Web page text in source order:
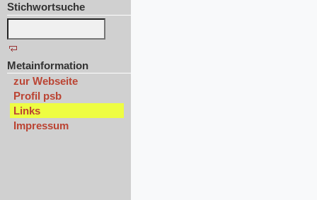
Stichwortsuche
Metainformation
zur Webseite
Profil psb
Links
Impressum